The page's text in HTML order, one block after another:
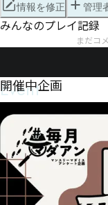
情報を修正 管理
みんなのプレイ記録
まだコ
Event
開催中企画